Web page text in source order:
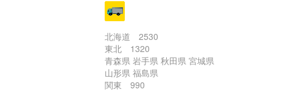
北海道 2530
東北 1320
青森県 岩手県 秋田県 宮城県
山形県 福島県
関東 990